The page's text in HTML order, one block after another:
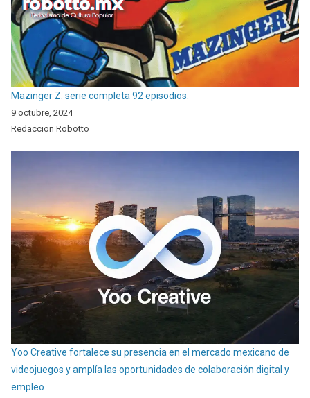
Mazinger Z: serie completa 92 episodios.
9 octubre, 2024
Redaccion Robotto
Yoo Creative fortalece su presencia en el mercado mexicano de
videojuegos y amplía las oportunidades de colaboración digital y
empleo